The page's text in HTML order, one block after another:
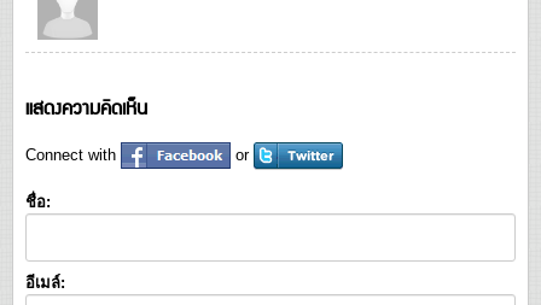
แสดงความคิดเห็น
Connect with or
ชื่อ:
อีเมล์: